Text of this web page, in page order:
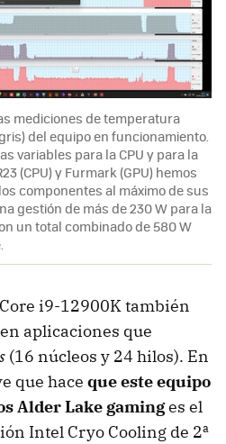
mediciones de temperatura
del equipo en funcionamiento.
variables para la CPU y para la
(CPU) y Furmark (GPU) hemos
componentes al máximo de sus
gestión de más de 230 W para la
un total combinado de 580 W
i9-12900K también
aplicaciones que
(16 núcleos y 24 hilos). En
que hace que este equipo
Alder Lake gaminges el
Intel Cryo Cooling de 2ª